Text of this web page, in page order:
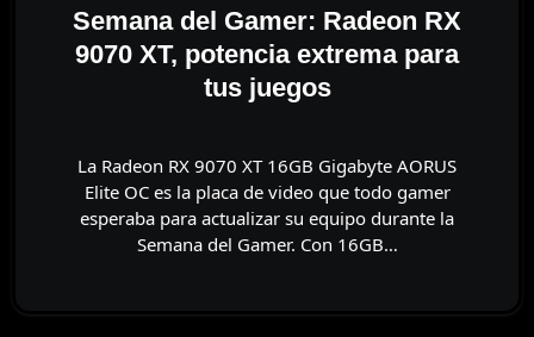
Semana del Gamer: Radeon RX
9070 XT, potencia extrema para
tus juegos
La Radeon RX 9070 XT 16GB Gigabyte AORUS
Elite OC es la placa de video que todo gamer
esperaba para actualizar su equipo durante la
Semana del Gamer. Con 16GB…